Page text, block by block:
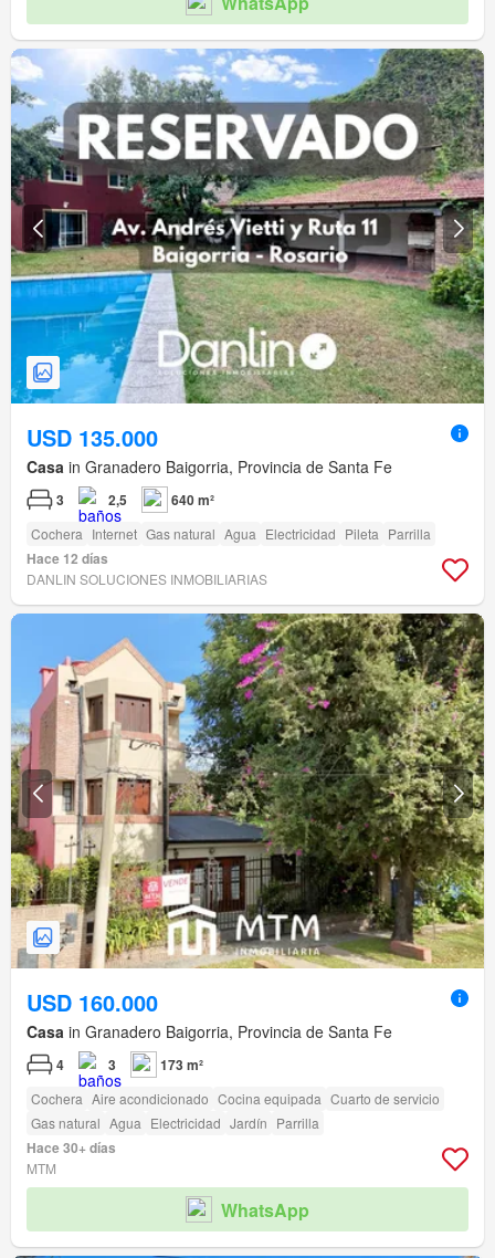
USD 135.000
Casa in Granadero Baigorria, Provincia de Santa Fe
3 2,5 640 m²
Cochera Internet Gas natural Agua Electricidad Pileta Parrilla
Hace 12 días
DANLIN SOLUCIONES INMOBILIARIAS
USD 160.000
Casa in Granadero Baigorria, Provincia de Santa Fe
4 3 173 m²
Cochera Aire acondicionado Cocina equipada Cuarto de servicio
Gas natural Agua Electricidad Jardín Parrilla
Hace 30+ días
MTM
WhatsApp